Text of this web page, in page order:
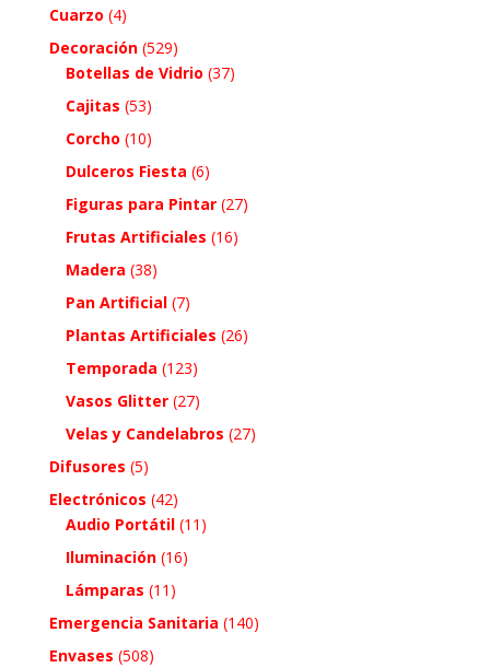
Cuarzo (4)
Decoración (529)
Botellas de Vidrio (37)
Cajitas (53)
Corcho (10)
Dulceros Fiesta (6)
Figuras para Pintar (27)
Frutas Artificiales (16)
Madera (38)
Pan Artificial (7)
Plantas Artificiales (26)
Temporada (123)
Vasos Glitter (27)
Velas y Candelabros (27)
Difusores (5)
Electrónicos (42)
Audio Portátil (11)
Iluminación (16)
Lámparas (11)
Emergencia Sanitaria (140)
Envases (508)